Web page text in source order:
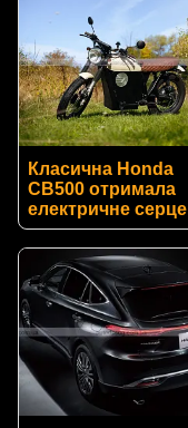
Класична Honda
CB500 отримала
електричне серце